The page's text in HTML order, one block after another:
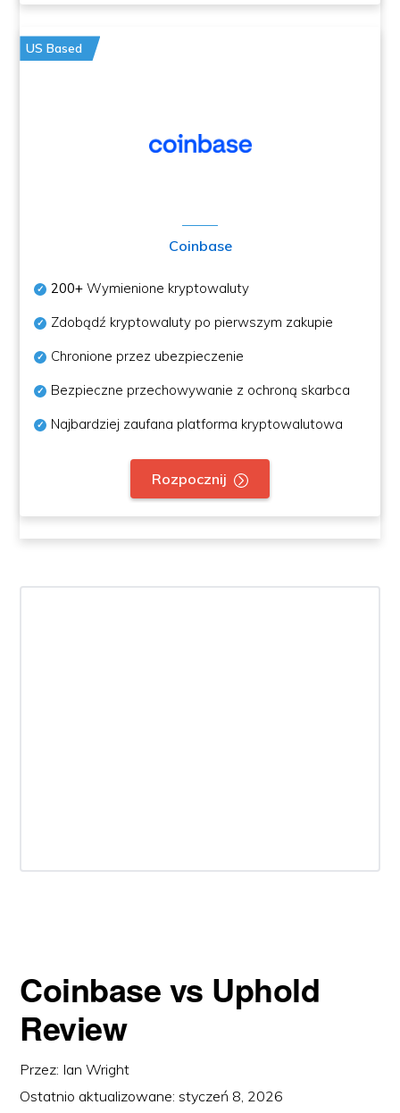
US Based
Coinbase
200+ Wymienione kryptowaluty
Zdobądź kryptowaluty po pierwszym zakupie
Chronione przez ubezpieczenie
Bezpieczne przechowywanie z ochroną skarbca
Najbardziej zaufana platforma kryptowalutowa
Rozpocznij
Coinbase vs Uphold
Review
Przez: Ian Wright
Ostatnio aktualizowane:styczeń 8, 2026